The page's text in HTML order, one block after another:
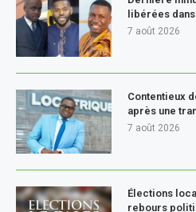
libérées
7 août 2026
Contentieux
après une
7 août 2026
Élections
rebours